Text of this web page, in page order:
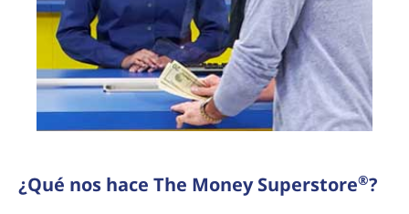
¿Qué nos hace The Money Superstore®?